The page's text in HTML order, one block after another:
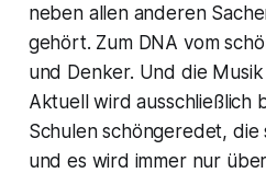
neben allen anderen
gehört. Zum DNA vom
und Denker. Und die
Aktuell wird ausschließlich
Schulen schöngeredet,
und es wird immer nur